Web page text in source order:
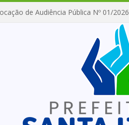
de Audiência Pública Nº 01/2026